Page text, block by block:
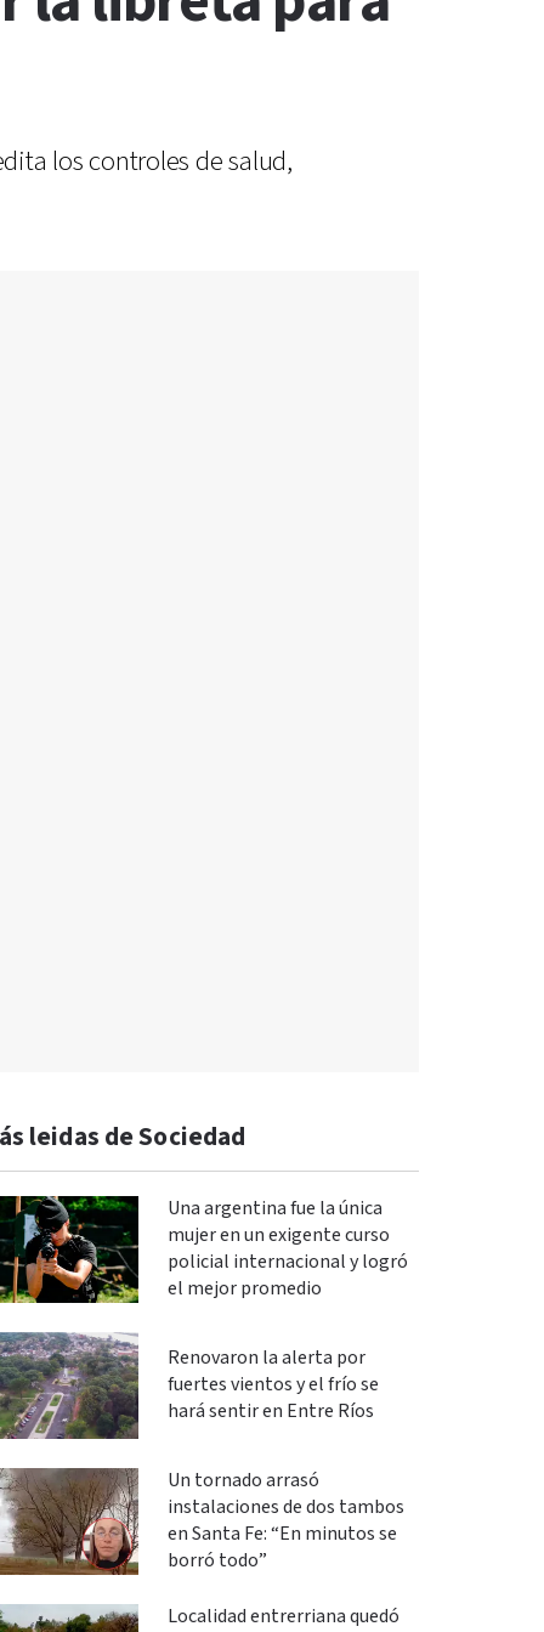
los controles de salud,
leidas de Sociedad
Una argentina fue la única
mujer en un exigente curso
policial internacional y logró
el mejor promedio
Renovaron la alerta por
fuertes vientos y el frío se
hará sentir en Entre Ríos
Un tornado arrasó
instalaciones de dos tambos
en Santa Fe: “En minutos se
borró todo”
Localidad entrerriana quedó